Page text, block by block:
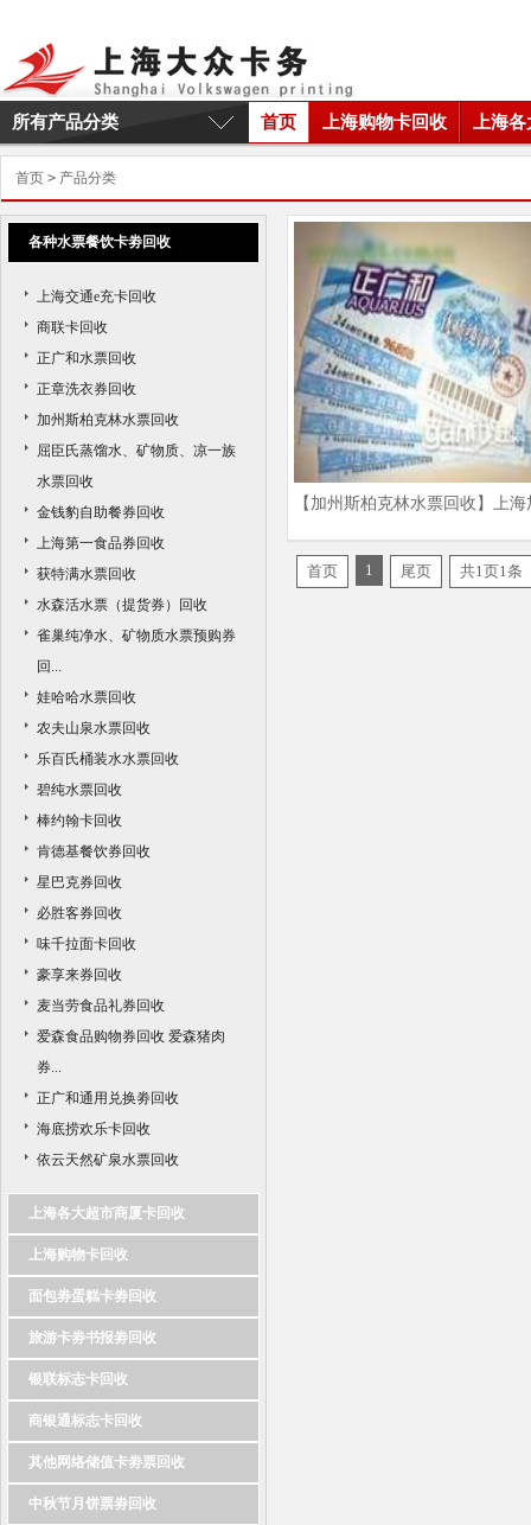
首页 上海购物卡回收 上海
所有产品分类
首页 > 产品分类
各种水票餐饮卡劵回收
上海交通e充卡回收
商联卡回收
正广和水票回收
正章洗衣券回收
加州斯柏克林水票回收
屈臣氏蒸馏水、矿物质、凉一族
水票回收
金钱豹自助餐券回收
上海第一食品券回收
获特满水票回收
水森活水票（提货券）回收
雀巢纯净水、矿物质水票预购券
回...
娃哈哈水票回收
农夫山泉水票回收
乐百氏桶装水水票回收
碧纯水票回收
棒约翰卡回收
肯德基餐饮券回收
星巴克券回收
必胜客券回收
味千拉面卡回收
豪享来券回收
麦当劳食品礼券回收
爱森食品购物券回收 爱森猪肉
券...
正广和通用兑换劵回收
海底捞欢乐卡回收
依云天然矿泉水票回收
上海各大超市商厦卡回收
上海购物卡回收
面包劵蛋糕卡劵回收
旅游卡劵书报劵回收
银联标志卡回收
商银通标志卡回收
其他网络储值卡劵票回收
中秋节月饼票劵回收
【加州斯柏克林水票回收】上海
克林水票回收商家
首页
1 尾页 共1页1条